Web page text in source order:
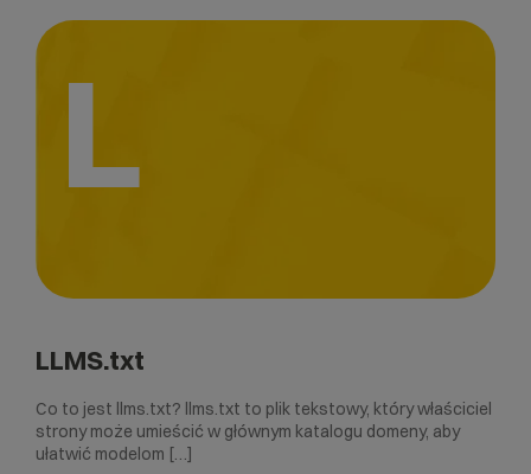
L
LLMS.txt
Co to jest llms.txt? llms.txt to plik tekstowy, który właściciel
strony może umieścić w głównym katalogu domeny, aby
ułatwić modelom […]